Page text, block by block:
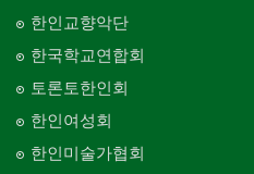
한인교향악단
한국학교연합회
토론토한인회
한인여성회
한인미술가협회